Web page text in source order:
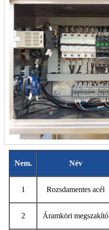
Nem. Név
1 Rozsdamentes acél
2 Áramköri megszakító